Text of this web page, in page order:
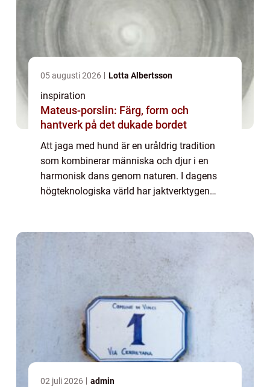
05 augusti 2026 Lotta Albertsson
inspiration
Mateus-porslin: Färg, form och
hantverk på det dukade bordet
Att jaga med hund är en uråldrig tradition
som kombinerar människa och djur i en
harmonisk dans genom naturen. I dagens
högteknologiska värld har jaktverktygen
02 juli 2026 admin